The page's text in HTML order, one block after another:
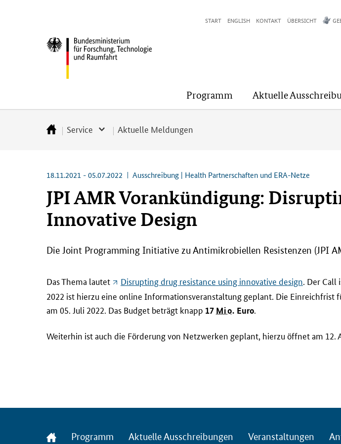
(Eingabetaste)
(Eingabetaste)
(Eingabetaste)
START ENGLISH KONTAKT ÜBERSICHT
Bundesministerium
Raumfahrt
Programm Aktuelle
StartseiteService Aktuelle Meldungen
18.11.2021 - 05.07.2022 Ausschreibung | Health Partnerschaften und ERA-Netze
JPI AMR Vorankündigung:
Innovative Design
Die Joint Programming Initiative zu Antimikrobiellen Resistenzen (JPI
Das Thema lautet Disrupting drug resistance using innovative design. Der Call
2022 ist hierzu eine online Informationsveranstaltung geplant. Die Einreichfrist
am 05. Juli 2022. Das Budget beträgt knapp 17 Mio. Euro.
Weiterhin ist auch die Förderung von Netzwerken geplant, hierzu öffnet am 12.
StartseiteProgramm Aktuelle Ausschreibungen Veranstaltungen